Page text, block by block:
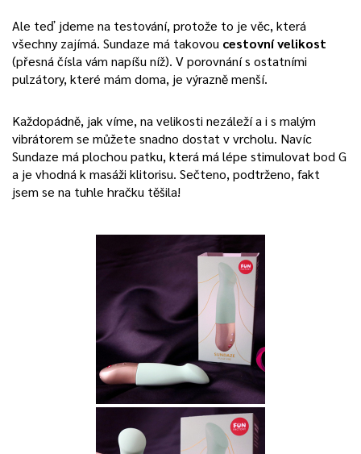
Ale teď jdeme na testování, protože to je věc, která
všechny zajímá. Sundaze má takovou cestovní velikost
(přesná čísla vám napíšu níž). V porovnání s ostatními
pulzátory, které mám doma, je výrazně menší.
Každopádně, jak víme, na velikosti nezáleží a i s malým
vibrátorem se můžete snadno dostat v vrcholu. Navíc
Sundaze má plochou patku, která má lépe stimulovat bod G
a je vhodná k masáži klitorisu. Sečteno, podtrženo, fakt
jsem se na tuhle hračku těšila!